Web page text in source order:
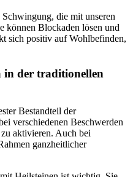
die mit unseren
können Blockaden lösen und
sich positiv auf Wohlbefinden,
in der traditionellen
Bestandteil der
verschiedenen Beschwerden
aktivieren. Auch bei
ganzheitlicher